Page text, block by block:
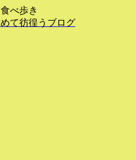
べ歩き
て彷徨うブログ